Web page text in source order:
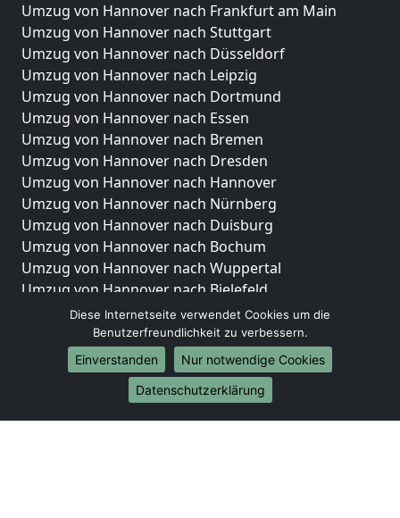
Umzug von Hannover nach Frankfurt am Main
Umzug von Hannover nach Stuttgart
Umzug von Hannover nach Düsseldorf
Umzug von Hannover nach Leipzig
Umzug von Hannover nach Dortmund
Umzug von Hannover nach Essen
Umzug von Hannover nach Bremen
Umzug von Hannover nach Dresden
Umzug von Hannover nach Hannover
Umzug von Hannover nach Nürnberg
Umzug von Hannover nach Duisburg
Umzug von Hannover nach Bochum
Umzug von Hannover nach Wuppertal
Umzug von Hannover nach Bielefeld
Umzug von Hannover nach Bonn
Umzug von Hannover nach Münster
Internationale-Umzüge
Umzug von Hannover nach Brasilien
Umzug von Hannover nach Brunei Darussalam
Diese Internetseite verwendet Cookies um die
Benutzerfreundlichkeit zu verbessern.
Einverstanden
Nur notwendige Cookies
Datenschutzerklärung